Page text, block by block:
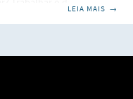
é tão importante
LEIA MAIS →